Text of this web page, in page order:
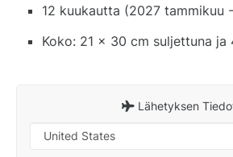
12 kuukautta (2027 tammikuu
Koko: 21 x 30 cm suljettuna
Lähetyksen